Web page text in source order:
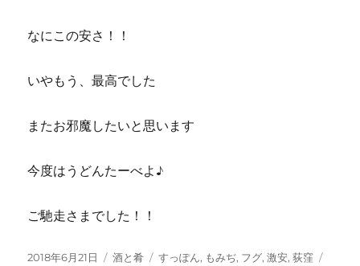
なにこの安さ！！
いやもう、最高でした
またお邪魔したいと思います
今度はうどんたーべよ♪
ご馳走さまでした！！
投
2018年6月21日
カ
酒と肴
タ
すっぽん, もみぢ, フグ,激安,荻窪